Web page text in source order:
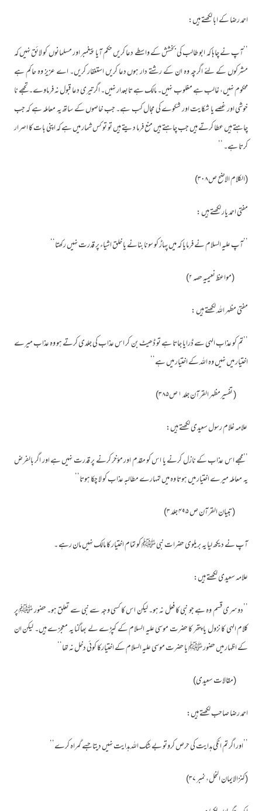
احمد رضا کے ابا لکھتے ہیں:
’’آپ نے چاہا کہ ابو طالب کی بخشش کے واسطے دعا کریں حکم آیا پیغمبر اور مسلمانوں کو لائق نہیں کہ
مشرکوں کے لئے اگرچہ وہ ان کے رشتے دار ہوں دعا کریں استغفار کریں۔ اے عزیز وہ حاکم ہے
محکوم نہیں، غالب ہے مغلوب نہیں۔ مالک ہے تابعدار نہیں۔ اگر تیری دعا قبول نہ فرماوے۔ تجھے نا
خوشی اور غصے یا شکایت اور شکوے کی مجال کب ہے۔ جب خاصوں کے ساتھ یہ معاملہ ہے کہ جب
چاہتے ہیں عطا کرتے ہیں جب چاہتے ہیں منع فرما دیتے ہیں تو تو کس شمار میں ہے کہ اپنی بات کا اصرار
کرتا ہے۔ ‘‘
(الکلام الاضح ص۳۰۸)
مفتی احمد یار لکھتے ہیں :
’’آپ علیہ السلام نے فرمایا کہ میں پہاڑ کو سونا بنانے یا خلق اشیاء پر قدرت نہیں رکھتا‘‘
(مواعظ نعیمیہ حصہ ۲)
مفتی مظہر اللہ لکھتے ہیں :
’’تم کو عذاب الہی سے ڈرایا جاتا ہے تو ڈھیٹ بن کر اس عذاب کی جلدی کرتے ہو وہ عذاب میرے
اختیار میں نہیں وہ اللہ کے اختیار میں ہے‘‘
( تفسیرمظہر القرآن جلد ۱ ص۳۸۵)
علامہ غلام رسول سعیدی لکھتے ہیں:
’’مجھے اس عذاب کے نازل کرنے یا اس کو مقدم اور مؤخر کرنے پر قدرت نہیں ہے اور اگر بالفرض
یہ معاملہ میرے اختیار میں ہوتا وہ میں تمہارے مطالبہ عذاب کو لا چکا ہوتا‘‘
(تبیان القرآن ص ۴۹۵ جلد ۳)
آپ نے دیکھ لیا یہ بریلوی حضرات نبی ﷺ کو تمام اختیار کا مالک نہیں مان رہے ۔
علامہ سعیدی لکھتے ہیں:
’’دوسری قسم وہ ہے جو نبی کا فعل نہ ہو۔ لیکن اس کا کسی وجہ سے نبی سے تعلق ہو۔ حضور ﷺ پر
کلام الہی کا نزول یا پتھر کا حضرت موسی علیہ السلام کے کپڑے لے بھاگنا یہ معجزے ہیں۔ لیکن ان
کے اظہار میں حضور ﷺ یا حضرت موسی علیہ السلام کے اختیارکا کوئی دخل نہ تھا‘‘
(مقالات سعیدی)
احمد رضا صاحب لکھتے ہیں:
’’اور اگر تم انکی ہدایت کی حرص کروتو بے شک اللہ ہدایت نہیں دیتا جسے گمراہ کرے‘‘
(کنزالایمان النحل، نمبر ۳۷)